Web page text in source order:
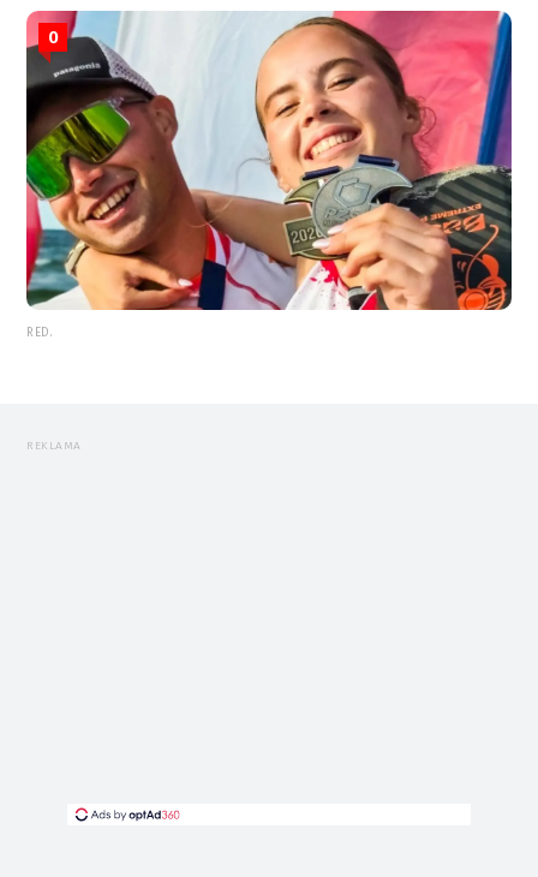
0
RED.
REKLAMA